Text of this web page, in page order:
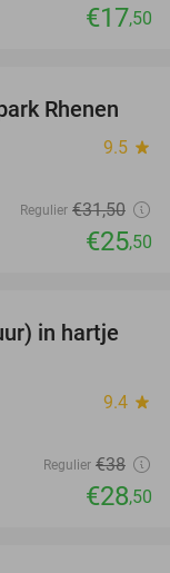
€17,50
19%
Rhenen
9.5 star
Regulier €31,50
€25,50
25%
in hartje
9.4 star
Regulier €38
€28,50